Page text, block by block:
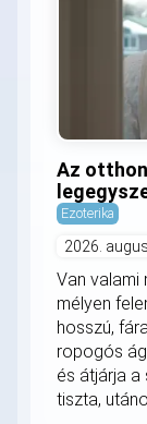
Az
Ezoterika
2026.
Van valami
mélyen
hosszú,
ropogós
és átjárja
tiszta,